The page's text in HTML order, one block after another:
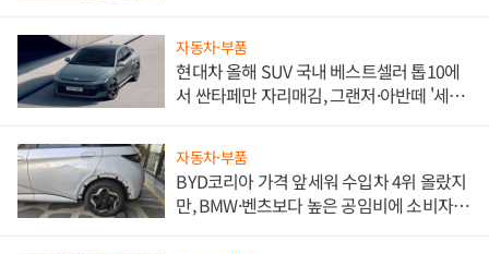
자동차·부품
현대차 올해 SUV 국내 베스트셀러 톱10에
서 싼타페만 자리매김, 그랜저·아반떼 '세단
자동차·부품
BYD코리아 가격 앞세워 수입차 4위 올랐지
만, BMW·벤츠보다 높은 공임비에 소비자